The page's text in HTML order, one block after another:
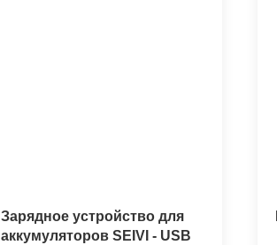
Зарядное устройство для
аккумуляторов SEIVI - USB